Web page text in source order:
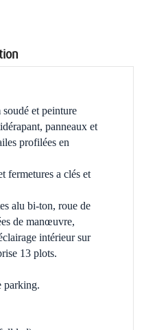
et peinture
panneaux et
profilées en
fermetures a clés et
alu bi-ton, roue de
de manœuvre,
intérieur sur
13 plots.
parking.